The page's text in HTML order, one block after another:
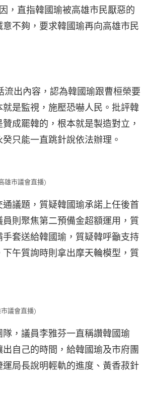
，直指韓國瑜被高雄市民厭惡的
不夠，要求韓國瑜再向高雄市民
出內容，認為韓國瑜跟曹桓榮要
是監視，施壓恐嚇人民。批評韓
成罷韓的，根本就是製造對立，
只能一直跳針說依法辦理。
雄市議會直播)
議題，質疑韓國瑜承諾上任後首
則聚焦第二預備金超額運用，質
套送給韓國瑜，質疑韓呼籲支持
午質詢時則拿出摩天輪模型，質
議會直播)
，議員李雅芬一直稱讚韓國瑜
自己的時間，給韓國瑜及市府團
局長說明輕軌的進度、黃香菽針